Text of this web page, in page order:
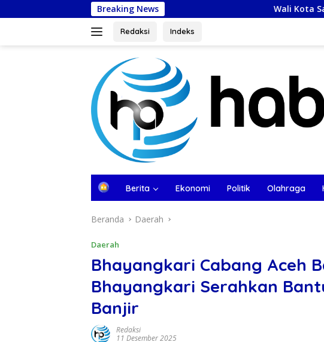
ke
Breaking News Wali Kota Sabang
Redaksi Indeks
B
a
a
Berita Ekonomi Politik Olahraga
Beranda Daerah
Daerah
Bhayangkari Cabang Aceh
Bhayangkari Serahkan
Banjir
Redaksi
11 Desember 2025